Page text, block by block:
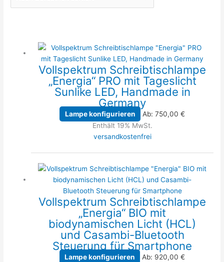
Vollspektrum Schreibtischlampe
„Energia“ PRO mit Tageslicht
Sunlike LED, Handmade in
Germany
Lampe konfigurieren Ab: 750,00 €
Enthält 19% MwSt.
versandkostenfrei
Vollspektrum Schreibtischlampe
„Energia“ BIO mit
biodynamischen Licht (HCL)
und Casambi-Bluetooth
Steuerung für Smartphone
Lampe konfigurieren Ab: 920,00€